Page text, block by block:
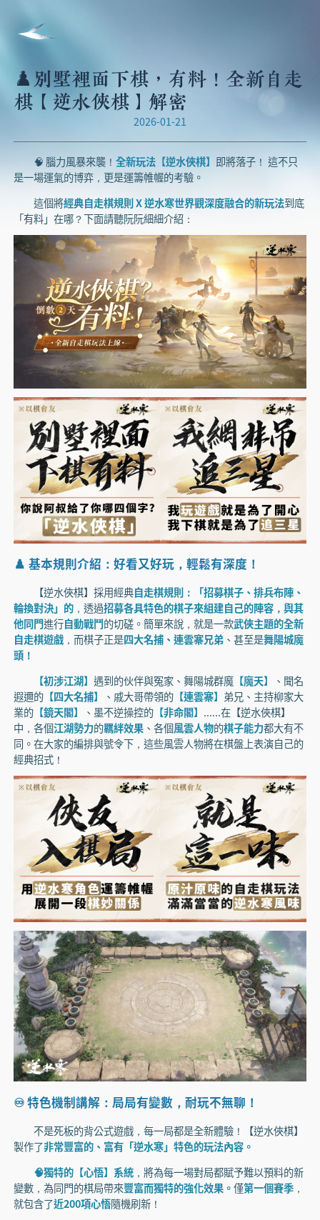
♟️別墅裡面下棋，有料！全新自走
棋【逆水俠棋】解密
2026-01-21
🧠 腦力風暴來襲！ 全新玩法【逆水俠棋】 即將落子！ 這不只
是一場運氣的博弈，更是運籌帷幄的考驗。
這個將經典自走棋規則 X 逆水寒世界觀深度融合的新玩法到底
「有料」在哪？下面請聽阮阮細細介紹：
♟️ 基本規則介紹：好看又好玩，輕鬆有深度！
【逆水俠棋】採用經典自走棋規則：「招募棋子、排兵布陣、
輪換對決」的，透過招募各具特色的棋子來組建自己的陣容，與其
他同門進行自動戰鬥的切磋。簡單來說，就是一款武俠主題的全新
自走棋遊戲，而棋子正是四大名捕、連雲寨兄弟、甚至是舞陽城魔
頭！
【初涉江湖】 遇到的伙伴與冤家、舞陽城群魔【魔天】
、聞名
遐邇的【四大名捕】 、戚大哥帶領的【連雲寨】 弟兄、主持柳家大
業的【鏡天閣】 、墨不逆操控的【非命閣】 ......在【逆水俠棋】
中，各個江湖勢力的羈絆效果、各個風雲人物的棋子能力都大有不
同。在大家的編排與號令下，這些風雲人物將在棋盤上表演自己的
經典招式！
♾️ 特色機制講解：局局有變數，耐玩不無聊！
不是死板的背公式遊戲，每一局都是全新體驗！【逆水俠棋】
製作了非常豐富的、富有「逆水寒」特色的玩法內容。
🧠獨特的【心悟】系統，將為每一場對局都賦予難以預料的新
變數，為同門的棋局帶來豐富而獨特的強化效果。僅第一個賽季，
就包含了近200項心悟隨機刷新！